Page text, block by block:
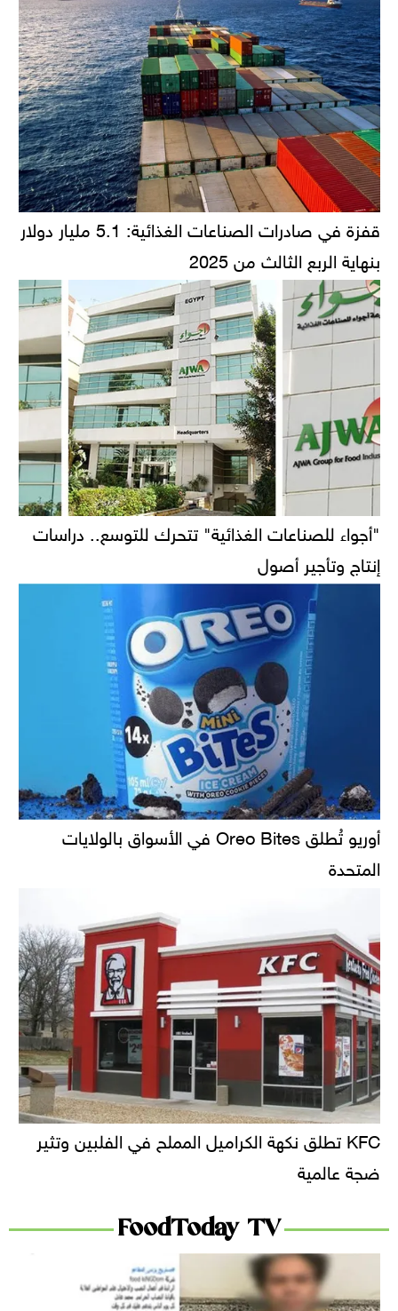
قفزة في صادرات الصناعات الغذائية: 5.1 مليار دولار
بنهاية الربع الثالث من 2025
"أجواء للصناعات الغذائية" تتحرك للتوسع.. دراسات
إنتاج وتأجير أصول
أوريو تُطلق Oreo Bites في الأسواق بالولايات
المتحدة
KFC تطلق نكهة الكراميل المملح في الفلبين وتثير
ضجة عالمية
FoodToday TV